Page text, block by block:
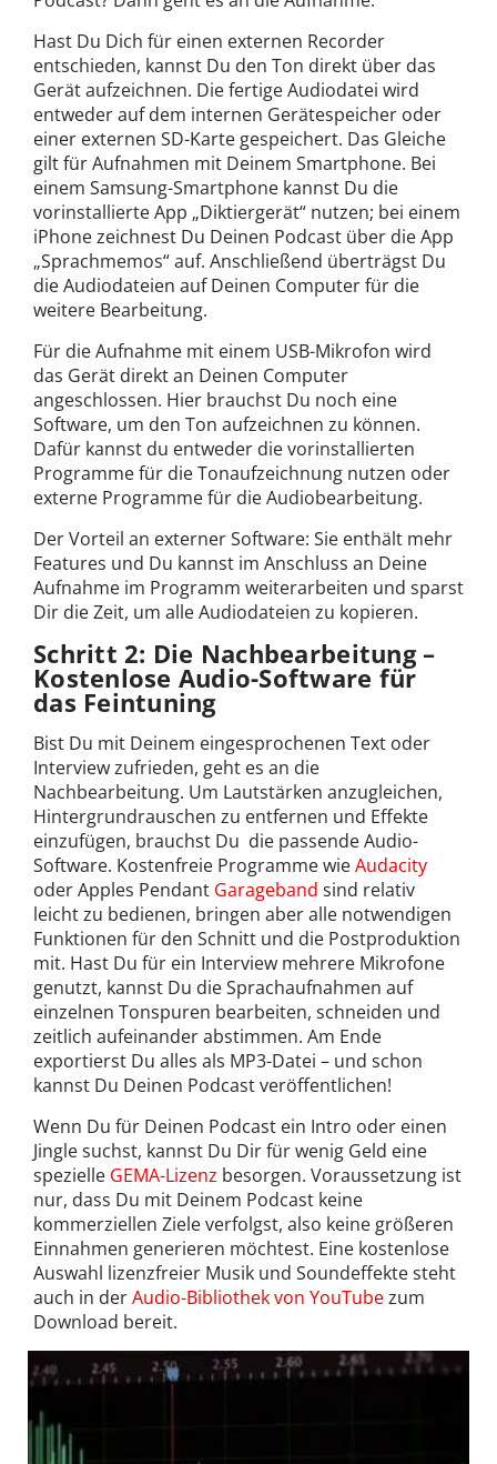
Hast Du Dich für einen externen Recorder
entschieden, kannst Du den Ton direkt über das
Gerät aufzeichnen. Die fertige Audiodatei wird
entweder auf dem internen Gerätespeicher oder
einer externen SD-Karte gespeichert. Das Gleiche
gilt für Aufnahmen mit Deinem Smartphone. Bei
einem Samsung-Smartphone kannst Du die
vorinstallierte App „Diktiergerät“ nutzen; bei einem
iPhone zeichnest Du Deinen Podcast über die App
„Sprachmemos“ auf. Anschließend überträgst Du
die Audiodateien auf Deinen Computer für die
weitere Bearbeitung.
Für die Aufnahme mit einem USB-Mikrofon wird
das Gerät direkt an Deinen Computer
angeschlossen. Hier brauchst Du noch eine
Software, um den Ton aufzeichnen zu können.
Dafür kannst du entweder die vorinstallierten
Programme für die Tonaufzeichnung nutzen oder
externe Programme für die Audiobearbeitung.
Der Vorteil an externer Software: Sie enthält mehr
Features und Du kannst im Anschluss an Deine
Aufnahme im Programm weiterarbeiten und sparst
Dir die Zeit, um alle Audiodateien zu kopieren.
Schritt 2: Die Nachbearbeitung –
Kostenlose Audio-Software für
das Feintuning
Bist Du mit Deinem eingesprochenen Text oder
Interview zufrieden, geht es an die
Nachbearbeitung. Um Lautstärken anzugleichen,
Hintergrundrauschen zu entfernen und Effekte
einzufügen, brauchst Du die passende Audio-
Software. Kostenfreie Programme wieAudacity
oder Apples Pendant Garageband sind relativ
leicht zu bedienen, bringen aber alle notwendigen
Funktionen für den Schnitt und die Postproduktion
mit. Hast Du für ein Interview mehrere Mikrofone
genutzt, kannst Du die Sprachaufnahmen auf
einzelnen Tonspuren bearbeiten, schneiden und
zeitlich aufeinander abstimmen. Am Ende
exportierst Du alles als MP3-Datei – und schon
kannst Du Deinen Podcast veröffentlichen!
Wenn Du für Deinen Podcast ein Intro oder einen
Jingle suchst, kannst Du Dir für wenig Geld eine
spezielle GEMA-Lizenz besorgen. Voraussetzung ist
nur, dass Du mit Deinem Podcast keine
kommerziellen Ziele verfolgst, also keine größeren
Einnahmen generieren möchtest. Eine kostenlose
Auswahl lizenzfreier Musik und Soundeffekte steht
auch in derAudio-Bibliothek von YouTubezum
Download bereit.